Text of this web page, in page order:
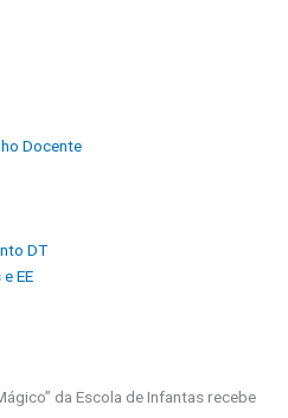
Docente
DT
EE
da Escola de Infantas recebe